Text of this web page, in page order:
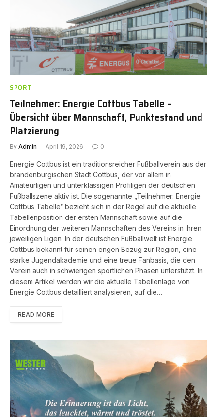
SPORT
Teilnehmer: Energie Cottbus Tabelle –
Übersicht über Mannschaft, Punktestand und
Platzierung
By Admin April 19, 2026 0
Energie Cottbus ist ein traditionsreicher Fußballverein aus der
brandenburgischen Stadt Cottbus, der vor allem in
Amateurligen und unterklassigen Profiligen der deutschen
Fußballszene aktiv ist. Die sogenannte „Teilnehmer: Energie
Cottbus Tabelle“ bezieht sich in der Regel auf die aktuelle
Tabellenposition der ersten Mannschaft sowie auf die
Einordnung der weiteren Mannschaften des Vereins in ihren
jeweiligen Ligen. In der deutschen Fußballwelt ist Energie
Cottbus bekannt für seinen engen Bezug zur Region, eine
starke Jugendakademie und eine treue Fanbasis, die den
Verein auch in schwierigen sportlichen Phasen unterstützt. In
diesem Artikel werden wir die aktuelle Tabellenlage von
Energie Cottbus detailliert analysieren, auf die…
READ MORE